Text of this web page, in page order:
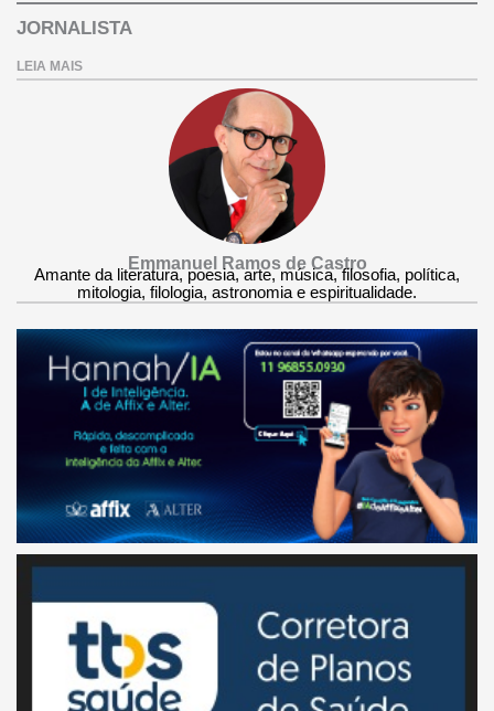
JORNALISTA
LEIA MAIS
Emmanuel Ramos de Castro
Amante da literatura, poesia, arte, música, filosofia, política,
mitologia, filologia, astronomia e espiritualidade.